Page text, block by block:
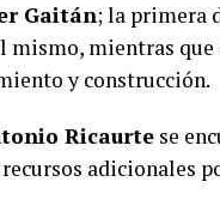
Gaitán; la primera
mismo, mientras
y construcción.
Ricaurte se
adicionales